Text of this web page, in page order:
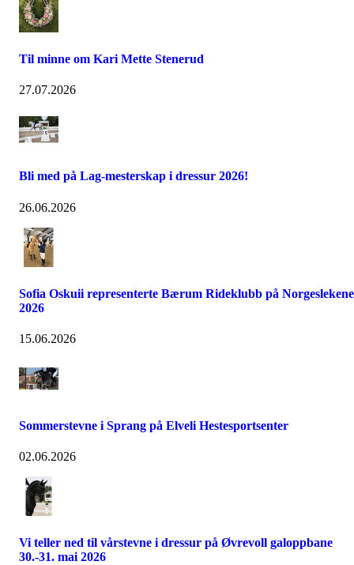
Til minne om Kari Mette Stenerud
27.07.2026
Bli med på Lag-mesterskap i dressur 2026!
26.06.2026
Sofia Oskuii representerte Bærum Rideklubb på Norgeslekene
2026
15.06.2026
Sommerstevne i Sprang på Elveli Hestesportsenter
02.06.2026
Vi teller ned til vårstevne i dressur på Øvrevoll galoppbane
30.-31. mai 2026